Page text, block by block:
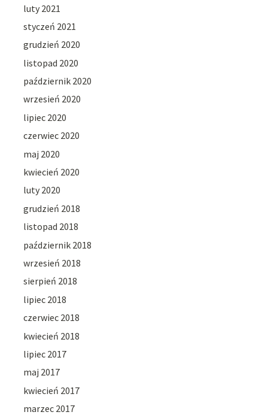
luty 2021
styczeń 2021
grudzień 2020
listopad 2020
październik 2020
wrzesień 2020
lipiec 2020
czerwiec 2020
maj 2020
kwiecień 2020
luty 2020
grudzień 2018
listopad 2018
październik 2018
wrzesień 2018
sierpień 2018
lipiec 2018
czerwiec 2018
kwiecień 2018
lipiec 2017
maj 2017
kwiecień 2017
marzec 2017